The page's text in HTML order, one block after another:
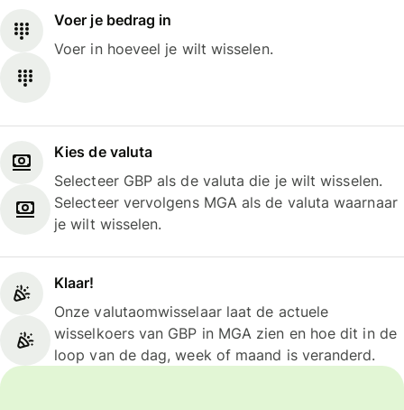
Voer je bedrag in
Voer in hoeveel je wilt wisselen.
Kies de valuta
Selecteer GBP als de valuta die je wilt wisselen.
Selecteer vervolgens MGA als de valuta waarnaar
je wilt wisselen.
Klaar!
Onze valutaomwisselaar laat de actuele
wisselkoers van GBP in MGA zien en hoe dit in de
loop van de dag, week of maand is veranderd.